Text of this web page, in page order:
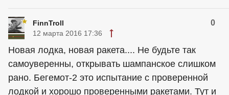
FinnTroll 0
12 марта 2016 17:36
Новая лодка, новая ракета.... Не будьте так
самоуверенны, открывать шампанское слишком
рано. Бегемот-2 это испытание с проверенной
лодкой и хорошо проверенными ракетами. Тут и